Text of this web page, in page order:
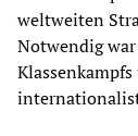
weltweiten
Notwendig